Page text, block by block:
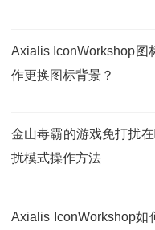
Axialis IconWorkshop
作更换图标背景？
金山毒霸的游戏免打扰
扰模式操作方法
Axialis IconWorkshop